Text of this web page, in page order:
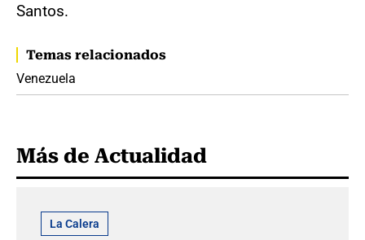
Santos.
Temas relacionados
Venezuela
Más de Actualidad
La Calera